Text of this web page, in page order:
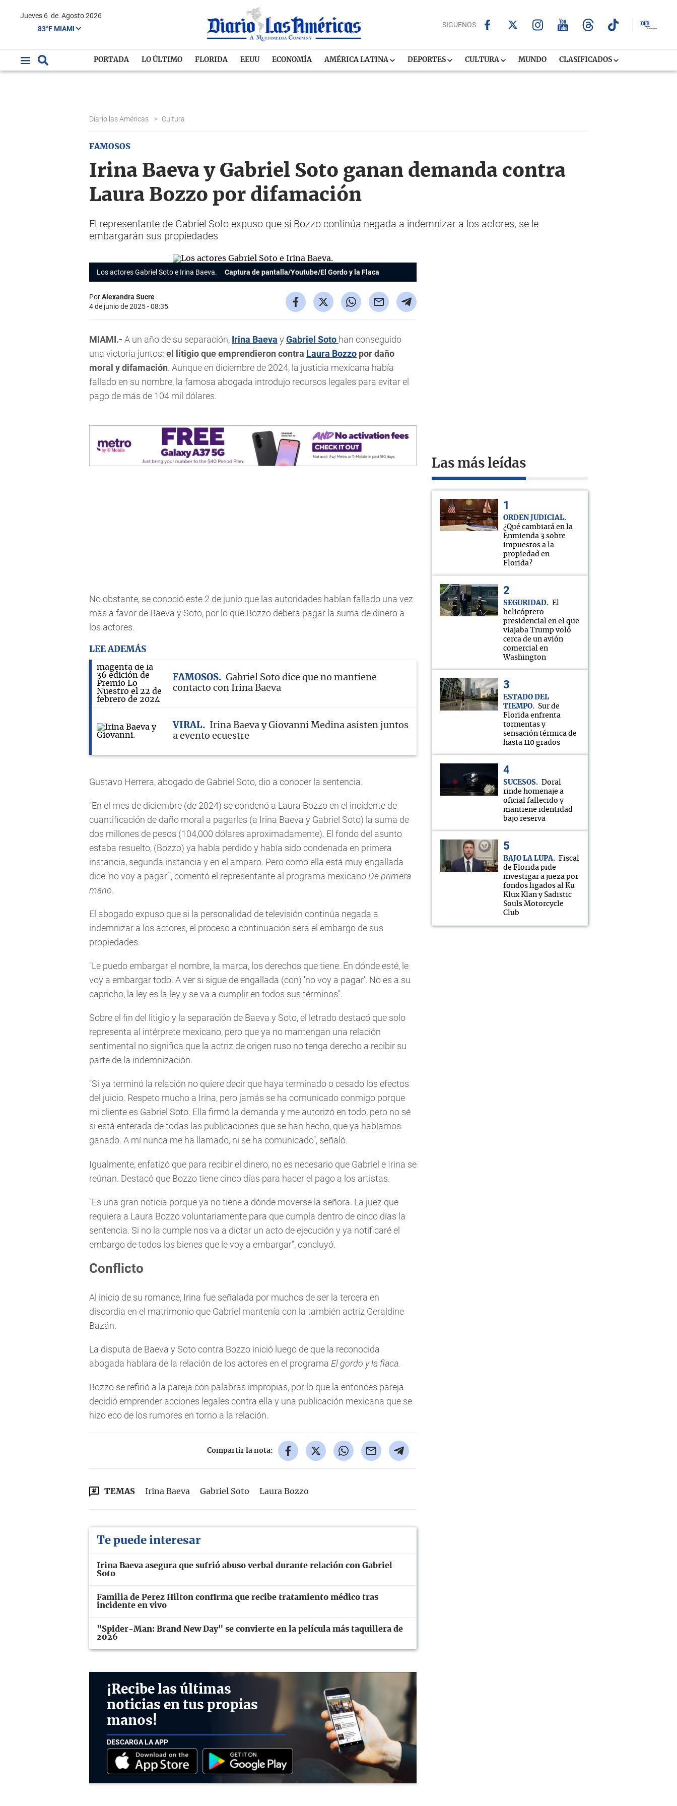
Jueves 6 de Agosto 2026
83°F MIAMI
SIGUENOS
PORTADA LO ÚLTIMO FLORIDA EEUU ECONOMÍA AMÉRICA LATINA DEPORTES CULTURA MUNDO CLASIFICADOS
Diario las Américas > Cultura
FAMOSOS
Irina Baeva y Gabriel Soto ganan demanda contra
Laura Bozzo por difamación
El representante de Gabriel Soto expuso que si Bozzo continúa negada a indemnizar a los actores, se le
embargarán sus propiedades
Los actores Gabriel Soto e Irina Baeva. Captura de pantalla/Youtube/El Gordo y la Flaca
PorAlexandra Sucre
4 de junio de 2025 - 08:35
MIAMI.- A un año de su separación, Irina Baeva y Gabriel Soto han conseguido
una victoria juntos: el litigio que emprendieron contra Laura Bozzo por daño
moral y difamación. Aunque en diciembre de 2024, la justicia mexicana había
fallado en su nombre, la famosa abogada introdujo recursos legales para evitar el
pago de más de 104 mil dólares.
No obstante, se conoció este 2 de junio que las autoridades habían fallado una vez
más a favor de Baeva y Soto, por lo que Bozzo deberá pagar la suma de dinero a
los actores.
LEE ADEMÁS
FAMOSOS
Gabriel Soto dice que no mantiene
contacto con Irina Baeva
VIRAL
Irina Baeva y Giovanni Medina asisten juntos
a evento ecuestre
Gustavo Herrera, abogado de Gabriel Soto, dio a conocer la sentencia.
"En el mes de diciembre (de 2024) se condenó a Laura Bozzo en el incidente de
cuantificación de daño moral a pagarles (a Irina Baeva y Gabriel Soto) la suma de
dos millones de pesos (104,000 dólares aproximadamente). El fondo del asunto
estaba resuelto, (Bozzo) ya había perdido y había sido condenada en primera
instancia, segunda instancia y en el amparo. Pero como ella está muy engallada
dice ‘no voy a pagar’", comentó el representante al programa mexicano De primera
mano.
El abogado expuso que si la personalidad de televisión continúa negada a
indemnizar a los actores, el proceso a continuación será el embargo de sus
propiedades.
"Le puedo embargar el nombre, la marca, los derechos que tiene. En dónde esté, le
voy a embargar todo. A ver si sigue de engallada (con) 'no voy a pagar'. No es a su
capricho, la ley es la ley y se va a cumplir en todos sus términos".
Sobre el fin del litigio y la separación de Baeva y Soto, el letrado destacó que solo
representa al intérprete mexicano, pero que ya no mantengan una relación
sentimental no significa que la actriz de origen ruso no tenga derecho a recibir su
parte de la indemnización.
"Si ya terminó la relación no quiere decir que haya terminado o cesado los efectos
del juicio. Respeto mucho a Irina, pero jamás se ha comunicado conmigo porque
mi cliente es Gabriel Soto. Ella firmó la demanda y me autorizó en todo, pero no sé
si está enterada de todas las publicaciones que se han hecho, que ya habíamos
ganado. A mí nunca me ha llamado, ni se ha comunicado", señaló.
Igualmente, enfatizó que para recibir el dinero, no es necesario que Gabriel e Irina se
reúnan. Destacó que Bozzo tiene cinco días para hacer el pago a los artistas.
"Es una gran noticia porque ya no tiene a dónde moverse la señora. La juez que
requiera a Laura Bozzo voluntariamente para que cumpla dentro de cinco días la
sentencia. Si no la cumple nos va a dictar un acto de ejecución y ya notificaré el
embargo de todos los bienes que le voy a embargar", concluyó.
Conflicto
Al inicio de su romance, Irina fue señalada por muchos de ser la tercera en
discordia en el matrimonio que Gabriel mantenía con la también actriz Geraldine
Bazán.
La disputa de Baeva y Soto contra Bozzo inició luego de que la reconocida
abogada hablara de la relación de los actores en el programa El gordo y la flaca.
Bozzo se refirió a la pareja con palabras impropias, por lo que la entonces pareja
decidió emprender acciones legales contra ella y una publicación mexicana que se
hizo eco de los rumores en torno a la relación.
Compartir la nota:
TEMAS Irina Baeva Gabriel Soto Laura Bozzo
Te puede interesar
Irina Baeva asegura que sufrió abuso verbal durante relación con Gabriel
Soto
Familia de Perez Hilton confirma que recibe tratamiento médico tras
incidente en vivo
"Spider-Man: Brand New Day" se convierte en la película más taquillera de
2026
¡Recibe las últimas
noticias en tus propias
manos!
DESCARGA LA APP
Las más leídas
ORDEN JUDICIAL
¿Qué cambiará en la
Enmienda 3 sobre
impuestos a la
propiedad en
Florida?
SEGURIDAD
El
helicóptero
presidencial en el que
viajaba Trump voló
cerca de un avión
comercial en
Washington
ESTADO DEL
TIEMPO
Sur de
Florida enfrenta
tormentas y
sensación térmica de
hasta 110 grados
SUCESOS
Doral
rinde homenaje a
oficial fallecido y
mantiene identidad
bajo reserva
BAJO LA LUPA
Fiscal
de Florida pide
investigar a jueza por
fondos ligados al Ku
Klux Klan y Sadistic
Souls Motorcycle
Club